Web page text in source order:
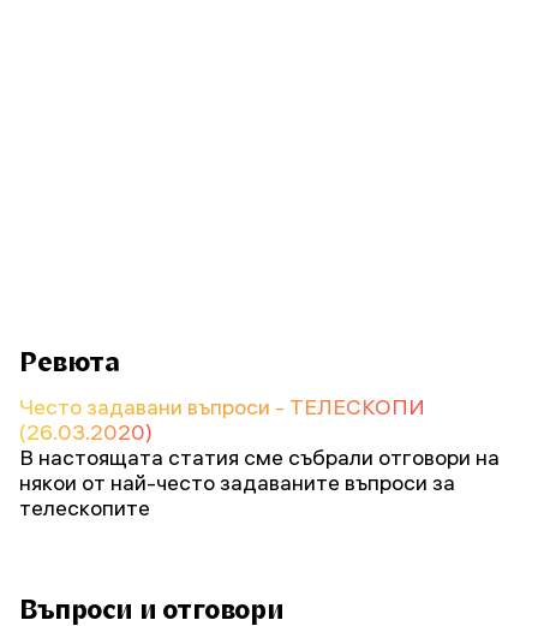
Ревюта
Често задавани въпроси - ТЕЛЕСКОПИ
(26.03.2020)
В настоящата статия сме събрали отговори на
някои от най-често задаваните въпроси за
телескопите
Въпроси и отговори